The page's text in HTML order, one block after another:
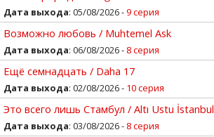
Дата выхода: 05/08/2026 -9 серия
Возможно любовь / Muhtemel Ask
Дата выхода: 06/08/2026 - 8 серия
Ещё семнадцать / Daha 17
Дата выхода: 02/08/2026 - 10 серия
Это всего лишь Стамбул / Altı Ustu İstanbul
Дата выхода: 03/08/2026 - 8 серия